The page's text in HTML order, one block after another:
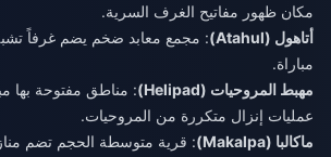
مكان ظهور مفاتيح الغرف السرية.
أتاهول (Atahul)
: مجمع معابد ضخم يضم غرفاً
مباراة.
مهبط المروحيات (Helipad)
: مناطق مفتوحة بها
عمليات إنزال متكررة من المروحيات.
ماكالبا (Makalpa)
: قرية متوسطة الحجم تضم